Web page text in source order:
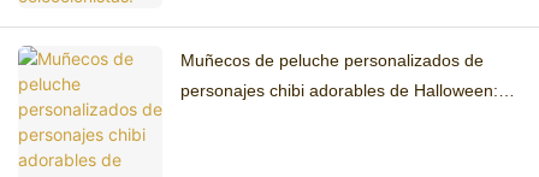
Muñecos de peluche personalizados de
personajes chibi adorables de Halloween: